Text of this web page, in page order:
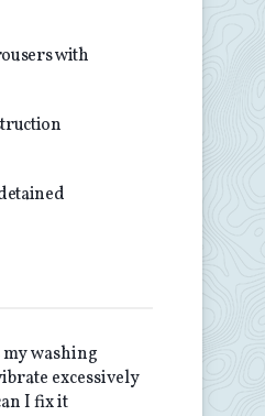
with
washing
excessively
I fix it